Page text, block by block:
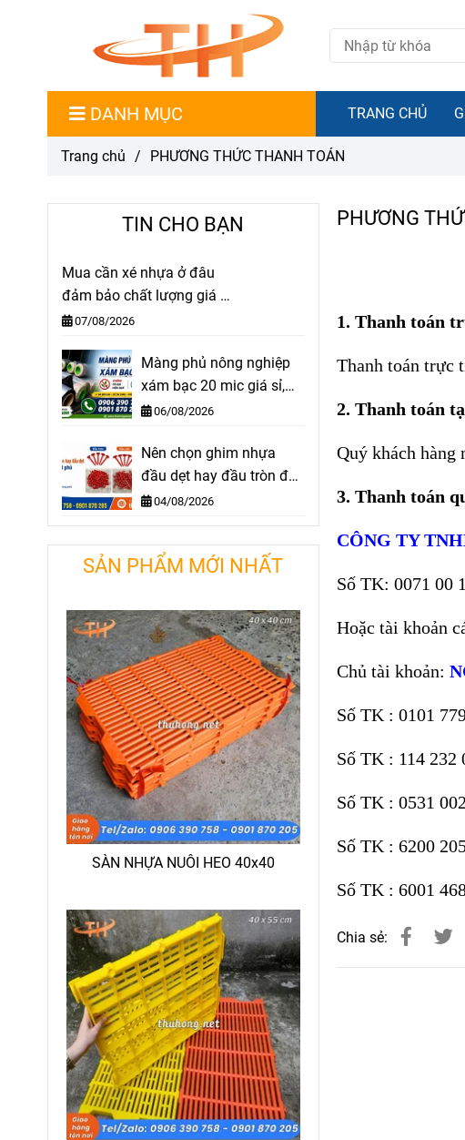
DANH MỤC TRANG CHỦ
Trang chủ / PHƯƠNG THỨC THANH TOÁN
PHƯƠNG
1. Thanh toán
Thanh toán trực
2. Thanh toán
Quý khách hàng
3. Thanh toán
CÔNG TY
Số TK: 0071 00
Hoặc tài khoản
Chủ tài khoản:
Số TK : 0101
Số TK : 114 232
Số TK : 0531
Số TK : 6200
Số TK : 6001
Chia sẻ:
TIN CHO BẠN
Mua cần xé nhựa ở đâu
đảm bảo chất lượng giá sỉ
rẻ?07/08/2026
Màng phủ nông nghiệp
xám bạc 20 mic giá sỉ,
chống cỏ dại hiệu quả
06/08/2026
Nên chọn ghim nhựa
đầu dẹt hay đầu tròn để
cố định bạt phủ?
04/08/2026
SẢN PHẨM MỚI NHẤT
SÀN NHỰA NUÔI HEO 40x40